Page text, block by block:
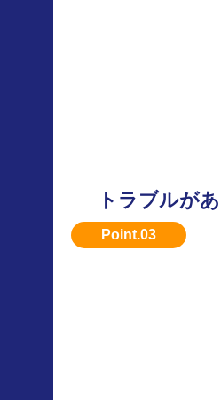
トラブルが
何か問題があった